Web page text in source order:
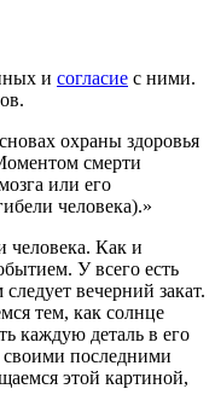
и согласие с ними.
охраны здоровья
смерти
или его
человека).»
Как и
У всего есть
вечерний закат.
тем, как солнце
каждую деталь в его
своими последними
этой картиной,